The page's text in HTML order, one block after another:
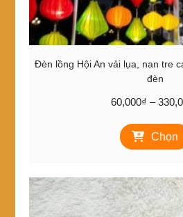
Đèn lồng Hội An vải lụa, nan tre
đèn
60,000₫ –
Chọn